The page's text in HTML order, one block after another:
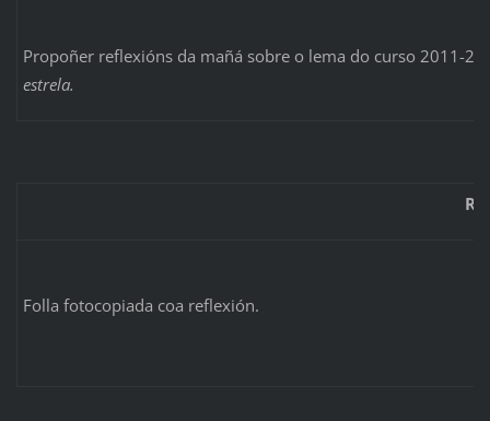
Propoñer reflexións da mañá sobre o lema do curso 2011-
estrela.
Folla fotocopiada coa reflexión.